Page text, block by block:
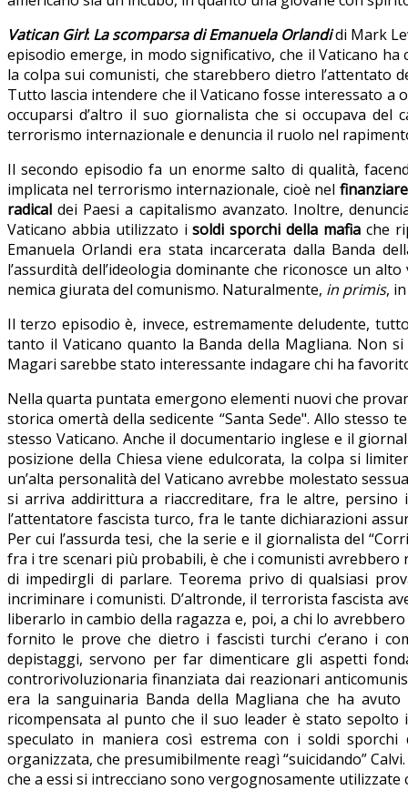
Vatican Girl: La scomparsa di Emanuela Orlandidi Mark
episodio emerge, in modo significativo, che il Vaticano
la colpa sui comunisti, che starebbero dietro l’attentato
Tutto lascia intendere che il Vaticano fosse interessato a
occuparsi d’altro il suo giornalista che si occupava
terrorismo internazionale e denuncia il ruolo nel
Il secondo episodio fa un enorme salto di qualità,
implicata nel terrorismo internazionale, cioè nel
radical dei Paesi a capitalismo avanzato. Inoltre,
Vaticano abbia utilizzato isoldi sporchi della mafia che
Emanuela Orlandi era stata incarcerata dalla Banda
l’assurdità dell’ideologia dominante che riconosce un
nemica giurata del comunismo. Naturalmente, in primis,
Il terzo episodio è, invece, estremamente deludente,
tanto il Vaticano quanto la Banda della Magliana. Non
Magari sarebbe stato interessante indagare chi ha
Nella quarta puntata emergono elementi nuovi che
storica omertà della sedicente “Santa Sede". Allo
stesso Vaticano. Anche il documentario inglese e il
posizione della Chiesa viene edulcorata, la colpa si
un’alta personalità del Vaticano avrebbe molestato
si arriva addirittura a riaccreditare, fra le altre,
l’attentatore fascista turco, fra le tante dichiarazioni
Per cui l’assurda tesi, che la serie e il giornalista del
fra i tre scenari più probabili, è che i comunisti
di impedirgli di parlare. Teorema privo di qualsiasi
incriminare i comunisti. D’altronde, il terrorista fascista
liberarlo in cambio della ragazza e, poi, a chi lo
fornito le prove che dietro i fascisti turchi c’erano i
depistaggi, servono per far dimenticare gli aspetti
controrivoluzionaria finanziata dai reazionari
era la sanguinaria Banda della Magliana che ha
ricompensata al punto che il suo leader è stato sepolto
speculato in maniera così estrema con i soldi
organizzata, che presumibilmente reagì “suicidando”
che a essi si intrecciano sono vergognosamente